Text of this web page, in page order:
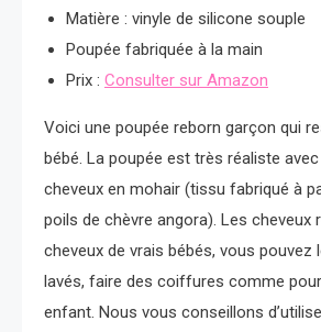
Matière : vinyle de silicone souple
Poupée fabriquée à la main
Prix : Consulter sur Amazon
Voici une poupée reborn garçon qui
bébé. La poupée est très réaliste
cheveux en mohair (tissu fabriqué à
poils de chèvre angora). Les cheveux
cheveux de vrais bébés, vous pouvez
lavés, faire des coiffures comme
enfant. Nous vous conseillons